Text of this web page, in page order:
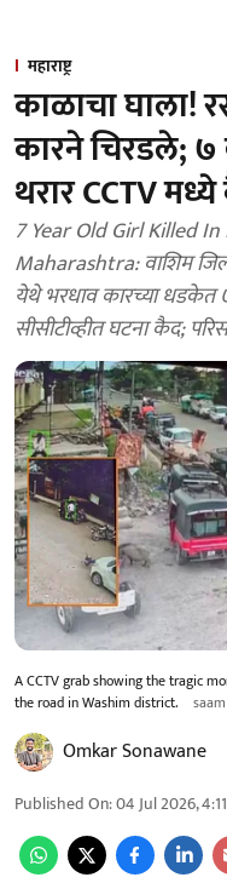
महाराष्ट्र
काळाचा घाला!
कारने चिरडले; ७
थरार CCTV
7 Year Old Girl Killed
Maharashtra: वाशिम
येथे भरधाव कारच्या धडकेत ७
सीसीटीव्हीत घटना कैद;
A CCTV grab showing the tragic
the road in Washim district.
Omkar Sonawane
Published On:04 Jul 2026,